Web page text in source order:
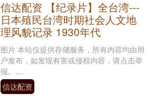
信达配资 【纪录片】全台湾---
日本殖民台湾时期社会人文地
理风貌记录 1930年代
图片 本站仅提供存储服务，所有内容均由用
户发布，如发现有害或侵权内容，请点击举
报。....
信达配资